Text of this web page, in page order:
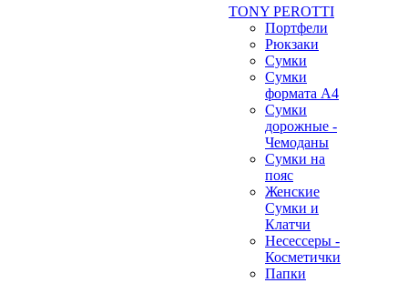
TONY PEROTTI
Портфели
Рюкзаки
Сумки
Сумки
формата А4
Сумки
дорожные -
Чемоданы
Сумки на
пояс
Женские
Сумки и
Клатчи
Несессеры -
Косметички
Папки